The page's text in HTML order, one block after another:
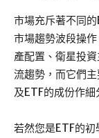
市場充斥著不同
市場趨勢波段操
產配置、衛星投
流趨勢，而它們
及ETF的成份作細
若然您是ETF的